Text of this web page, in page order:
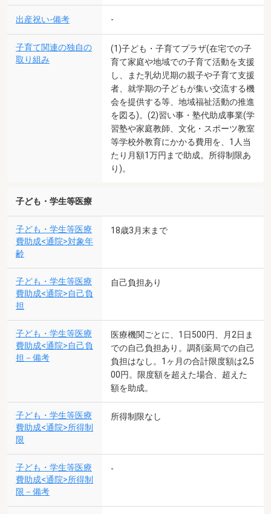
出産祝い-備考 -
子育て関連の独自の
取り組み
(1)子ども・子育てプラザ(在宅での子
育て家庭や地域での子育て活動を支援
し、また乳幼児期の親子や子育て支援
者、就学期の子どもが集い交流する機
会を提供する等、地域福祉活動の推進
を図る)。(2)習い事・塾代助成事業(学
習塾や家庭教師、文化・スポーツ教室
等学校外教育にかかる費用を、1人当
たり月額1万円まで助成。所得制限あ
り)。
子ども・学生等医療
子ども・学生等医療
費助成<通院>対象年
齢
18歳3月末まで
子ども・学生等医療
費助成<通院>自己負
担
自己負担あり
子ども・学生等医療
費助成<通院>自己負
担－備考
医療機関ごとに、1日500円、月2日ま
での自己負担あり。調剤薬局での自己
負担はなし。1ヶ月の合計限度額は2,5
00円。限度額を超えた場合、超えた
額を助成。
子ども・学生等医療
費助成<通院>所得制
限
所得制限なし
子ども・学生等医療
費助成<通院>所得制
限－備考
-